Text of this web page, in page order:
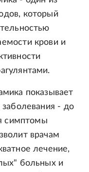
который
крови и
показывает
заболевания - до
симптомы
врачам
лечение,
больных и